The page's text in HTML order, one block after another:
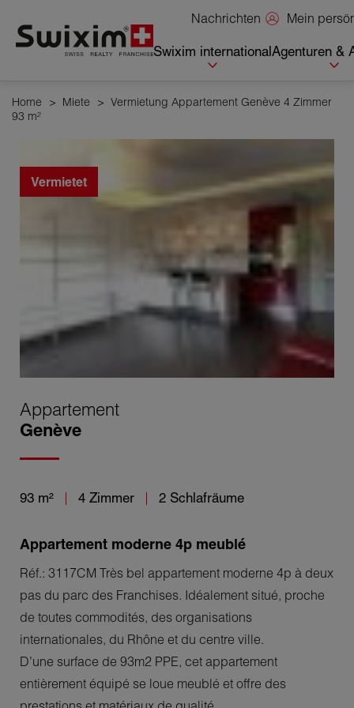
Nachrichten Mein
Swixim internationalAgenturen &
Home > Miete > Vermietung Appartement Genève 4 Zimmer
93 m²
Vermietet
Appartement
Genève
93 m² 4 Zimmer 2 Schlafräume
Appartement moderne 4p meublé
Réf.: 3117CM Très bel appartement moderne 4p à deux
pas du parc des Franchises. Idéalement situé, proche
de toutes commodités, des organisations
internationales, du Rhône et du centre ville.
D’une surface de 93m2 PPE, cet appartement
entièrement équipé se loue meublé et offre des